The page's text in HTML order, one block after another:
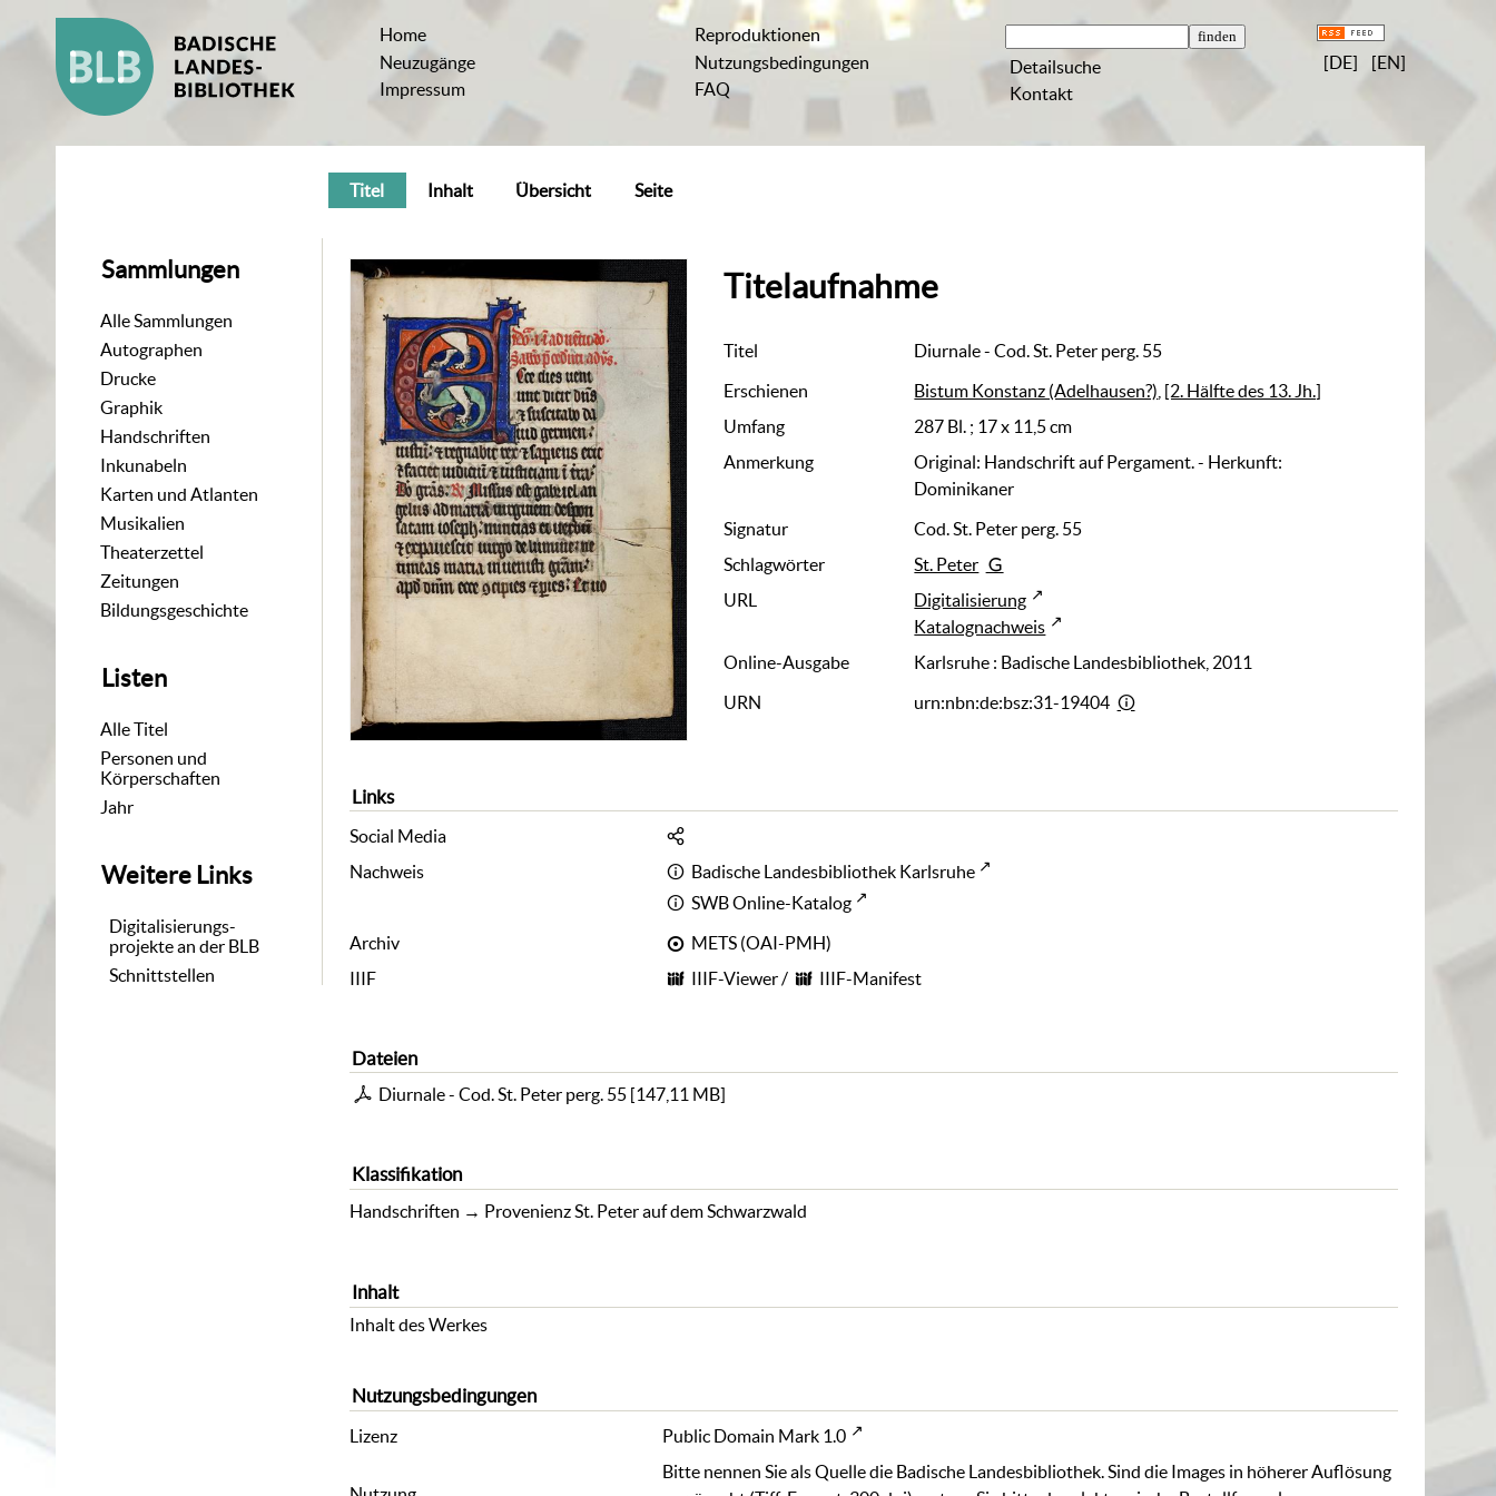
Home
Neuzugänge
Impressum
Reproduktionen
Nutzungsbedingungen
FAQ
Detailsuche
Kontakt
[DE] [EN]
Sammlungen
Alle Sammlungen
Autographen
Drucke
Graphik
Handschriften
Inkunabeln
Karten und Atlanten
Musikalien
Theaterzettel
Zeitungen
Bildungsgeschichte
Listen
Alle Titel
Personen und
Körperschaften
Jahr
Weitere Links
Digitalisierungs-
projekte an der BLB
Schnittstellen
Titel Inhalt Übersicht Seite
Titelaufnahme
Titel
Diurnale - Cod. St. Peter perg. 55
Erschienen
Bistum Konstanz (Adelhausen?) [2. Hälfte des 13. Jh.]
Umfang
287 Bl. ; 17 x 11,5 cm
Anmerkung
Original: Handschrift auf Pergament. - Herkunft:
Dominikaner
Signatur
Cod. St. Peter perg. 55
Schlagwörter
St. Peter
URL
Digitalisierung
Katalognachweis
Online-Ausgabe
Karlsruhe : Badische Landesbibliothek, 2011
URN
urn:nbn:de:bsz:31-19404
Links
Social Media
Nachweis
Badische Landesbibliothek Karlsruhe
SWB Online-Katalog
Archiv
METS (OAI-PMH)
IIIF
IIIF-Viewer/ IIIF-Manifest
Dateien
Diurnale - Cod. St. Peter perg. 55[147,11 MB]
Klassifikation
Handschriften → Provenienz St. Peter auf dem Schwarzwald
Inhalt
Inhalt des Werkes
Nutzungsbedingungen
Lizenz Public Domain Mark 1.0
Bitte nennen Sie als Quelle die Badische Landesbibliothek. Sind die Images in höherer Auflösung